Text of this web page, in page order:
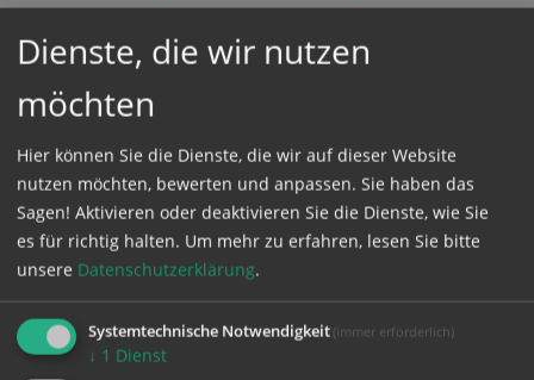
loggen Sie sich ein, oder bestellen Sie das
ProduktKathpress_online.
Bitte melden Sie sich mit Ihrem Benutzernamen
und Passwort an.
Benutzername
Dienste, die wir nutzen
möchten
Hier können Sie die Dienste, die wir auf dieser Website
nutzen möchten, bewerten und anpassen. Sie haben das
Sagen! Aktivieren oder deaktivieren Sie die Dienste, wie Sie
es für richtig halten. Um mehr zu erfahren, lesen Sie bitte
unsere Datenschutzerklärung.
Systemtechnische Notwendigkeit (immer erforderlich)
↓ 1 Dienst